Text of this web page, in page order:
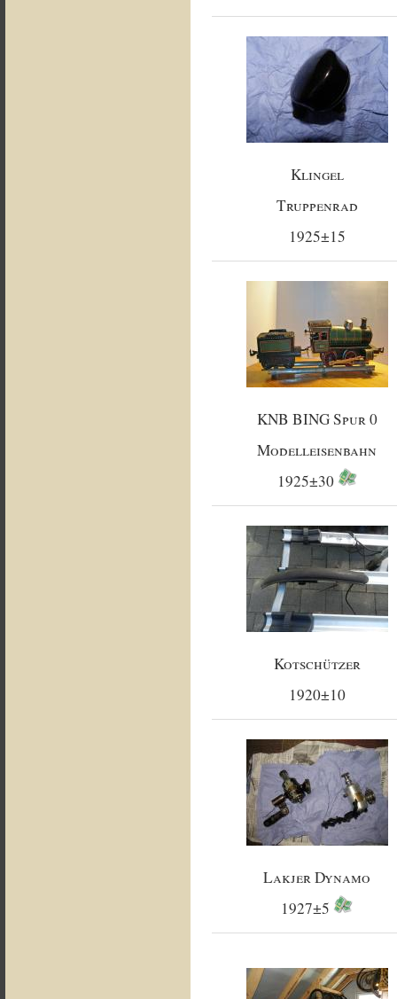
Klingel
Truppenrad
1925±15
KNB BING Spur 0
Modelleisenbahn
1925±30
Kotschützer
1920±10
Lakjer Dynamo
1927±5